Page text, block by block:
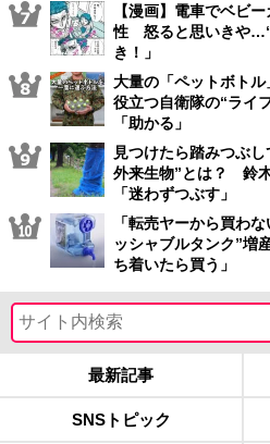
【漫画】電車でベビ
性 怒ると思いきや…“
き！」
大量の「ペットボト
役立つ自衛隊の“ライ
「助かる」
見つけたら踏みつぶ
外来生物”とは？ 鈴
「迷わずつぶす」
「転売ヤーから買わ
ッシャブルタンク”
ち着いたら買う」
最新記事
SNSトピック